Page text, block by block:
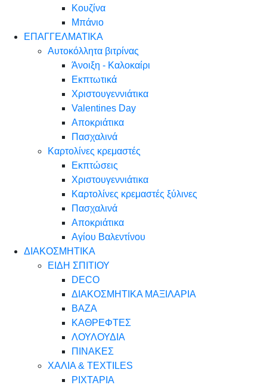
Κουζίνα
Μπάνιο
ΕΠΑΓΓΕΛΜΑΤΙΚΑ
Αυτοκόλλητα βιτρίνας
Άνοιξη - Καλοκαίρι
Εκπτωτικά
Χριστουγεννιάτικα
Valentines Day
Αποκριάτικα
Πασχαλινά
Καρτολίνες κρεμαστές
Εκπτώσεις
Χριστουγεννιάτικα
Καρτολίνες κρεμαστές ξύλινες
Πασχαλινά
Αποκριάτικα
Αγίου Βαλεντίνου
ΔΙΑΚΟΣΜΗΤΙΚΑ
ΕΙΔΗ ΣΠΙΤΙΟΥ
DECO
ΔΙΑΚΟΣΜΗΤΙΚΑ ΜΑΞΙΛΑΡΙΑ
ΒΑΖΑ
ΚΑΘΡΕΦΤΕΣ
ΛΟΥΛΟΥΔΙΑ
ΠΙΝΑΚΕΣ
ΧΑΛΙΑ & TEXTILES
ΡΙΧΤΑΡΙΑ